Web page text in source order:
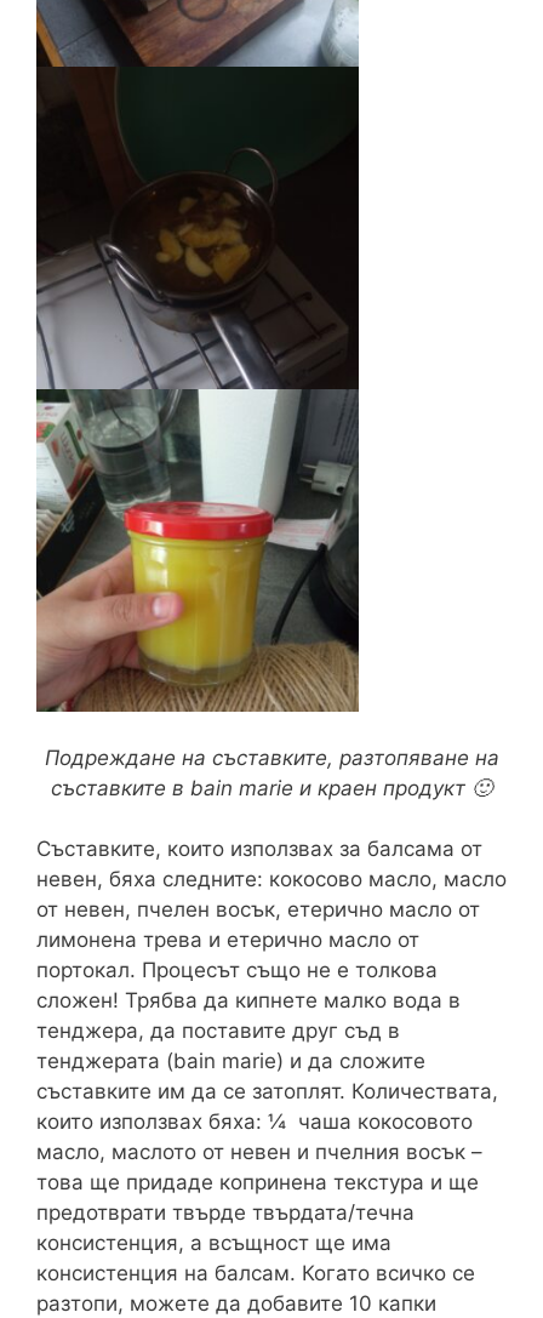
Подреждане на съставките, разтопяване на
съставките в bain marie и краен продукт 🙂
Съставките, които използвах за балсама от
невен, бяха следните: кокосово масло, масло
от невен, пчелен восък, етерично масло от
лимонена трева и етерично масло от
портокал. Процесът също не е толкова
сложен! Трябва да кипнете малко вода в
тенджера, да поставите друг съд в
тенджерата (bain marie) и да сложите
съставките им да се затоплят. Количествата,
които използвах бяха: ¼ чаша кокосовото
масло, маслото от невен и пчелния восък –
това ще придаде копринена текстура и ще
предотврати твърде твърдата/течна
консистенция, а всъщност ще има
консистенция на балсам. Когато всичко се
разтопи, можете да добавите 10 капки